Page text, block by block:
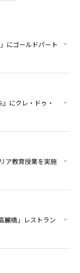
にゴールドパート
にクレ・ドゥ・
ア教育授業を実施
麗橋」レストラン